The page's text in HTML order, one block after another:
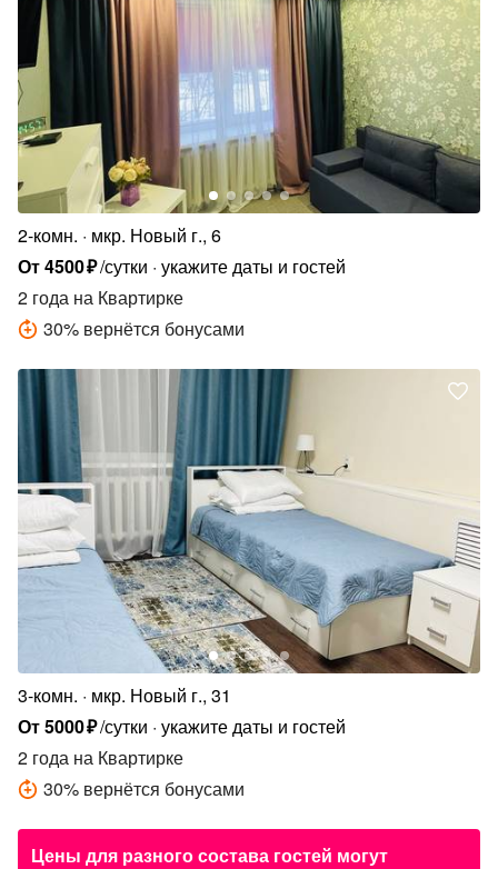
2-комн.
мкр. Новый г., 6
От4500₽/сутки укажите даты и гостей
2 года на Квартирке
30% вернётся бонусами
3-комн.
мкр. Новый г., 31
От5000₽/сутки укажите даты и гостей
2 года на Квартирке
30% вернётся бонусами
Цены для разного состава гостей могут